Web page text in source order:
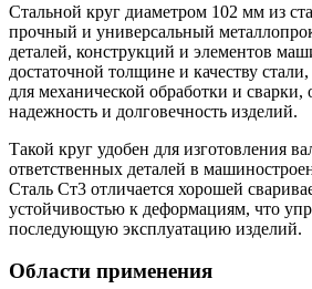
Стальной круг диаметром 102 мм из
прочный и универсальный
деталей, конструкций и элементов
достаточной толщине и качеству
для механической обработки и сварки,
надежность и долговечность изделий.
Такой круг удобен для изготовления
ответственных деталей в
Сталь Ст3 отличается хорошей
устойчивостью к деформациям, что
последующую эксплуатацию изделий.
Области применения